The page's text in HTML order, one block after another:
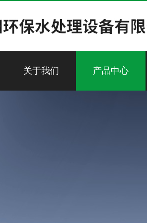
关于我们 产品中心